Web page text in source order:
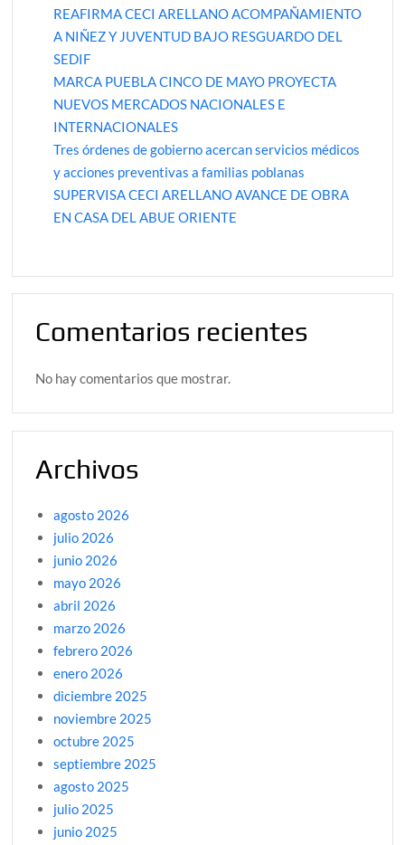
REAFIRMA CECI ARELLANO ACOMPAÑAMIENTO
A NIÑEZ Y JUVENTUD BAJO RESGUARDO DEL
SEDIF
MARCA PUEBLA CINCO DE MAYO PROYECTA
NUEVOS MERCADOS NACIONALES E
INTERNACIONALES
Tres órdenes de gobierno acercan servicios médicos
y acciones preventivas a familias poblanas
SUPERVISA CECI ARELLANO AVANCE DE OBRA
EN CASA DEL ABUE ORIENTE
Comentarios recientes
No hay comentarios que mostrar.
Archivos
agosto 2026
julio 2026
junio 2026
mayo 2026
abril 2026
marzo 2026
febrero 2026
enero 2026
diciembre 2025
noviembre 2025
octubre 2025
septiembre 2025
agosto 2025
julio 2025
junio 2025